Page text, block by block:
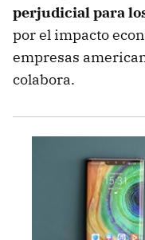
perjudicial para
por el impacto
empresas
colabora.